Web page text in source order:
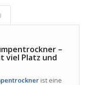
–
viel Platz und
ist eine